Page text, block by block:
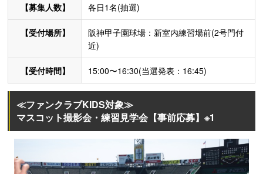
【募集人数】 各日1名(抽選)
【受付場所】
阪神甲子園球場：新室内練習場前(2号門付
近)
【受付時間】 15:00〜16:30(当選発表：16:45)
≪ファンクラブKIDS対象≫
マスコット撮影会・練習見学会【事前応募】※1